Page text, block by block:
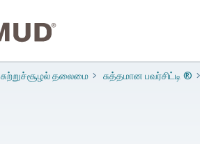
​சுற்றுச்சூழல் தலைமை சுத்தமான பவர்சிட்டி ®